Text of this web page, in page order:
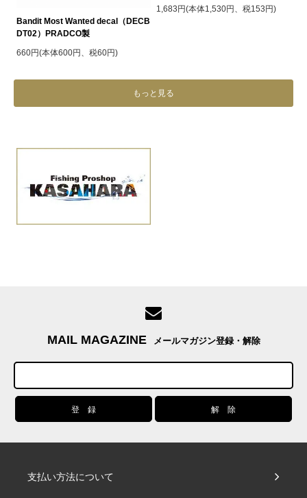
Bandit Most Wanted decal（DECB
DT02）PRADCO製
660円(本体600円、税60円)
1,683円(本体1,530円、税153円)
もっと見る
MAIL MAGAZINE メールマガジン登録・解除
支払い方法について